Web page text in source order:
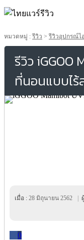
หมวดหมู่ :รีวิว >รีวิวอุปกรณ์ไ
รีวิว
ที่นอนแบบไร้
เมื่อ : 28 มิถุนายน 2562
0